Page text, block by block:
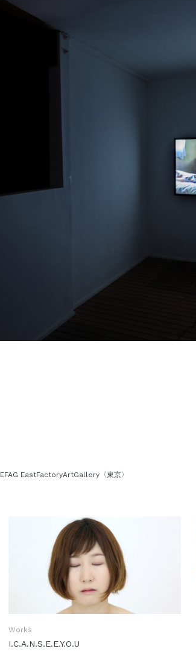
EFAG EastFactoryArtGallery （東京）
Works
I.C.A.N.S.E.E.Y.O.U